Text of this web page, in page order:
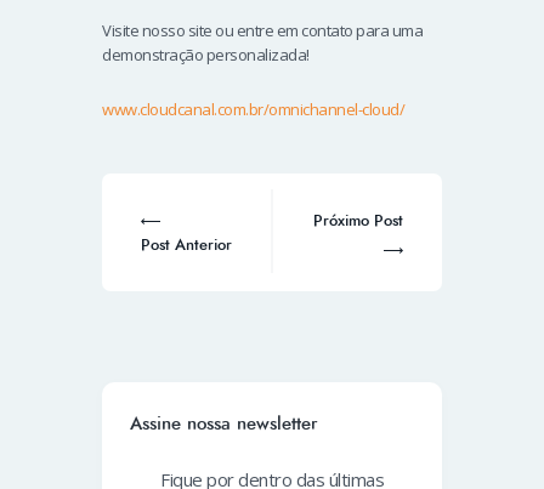
Visite nosso site ou entre em contato para uma
demonstração personalizada!
www.cloudcanal.com.br/omnichannel-cloud/
Post Anterior
Próximo Post
Assine nossa newsletter
Fique por dentro das últimas